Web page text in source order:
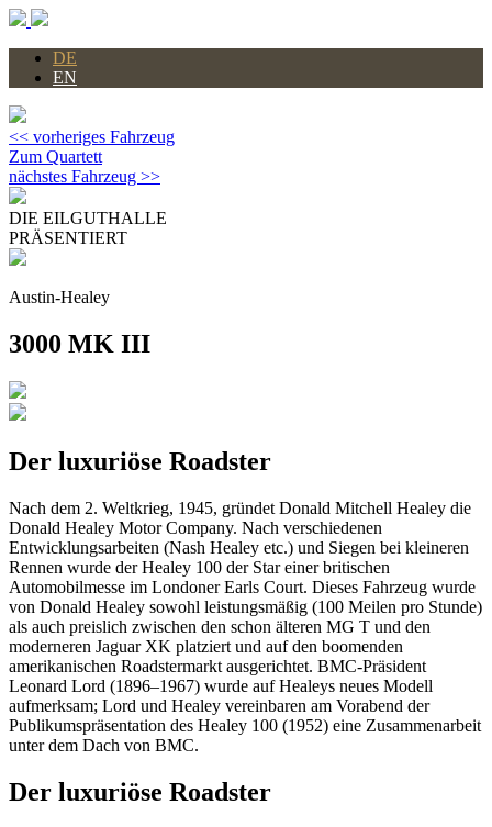
DE
EN
<< vorheriges Fahrzeug
Zum Quartett
nächstes Fahrzeug >>
DIE EILGUTHALLE
PRÄSENTIERT
Austin-Healey
3000 MK III
Der luxuriöse Roadster
Nach dem 2. Weltkrieg, 1945, gründet Donald Mitchell Healey die
Donald Healey Motor Company. Nach verschiedenen
Entwicklungsarbeiten (Nash Healey etc.) und Siegen bei kleineren
Rennen wurde der Healey 100 der Star einer britischen
Automobilmesse im Londoner Earls Court. Dieses Fahrzeug wurde
von Donald Healey sowohl leistungsmäßig (100 Meilen pro Stunde)
als auch preislich zwischen den schon älteren MG T und den
moderneren Jaguar XK platziert und auf den boomenden
amerikanischen Roadstermarkt ausgerichtet. BMC-Präsident
Leonard Lord (1896–1967) wurde auf Healeys neues Modell
aufmerksam; Lord und Healey vereinbaren am Vorabend der
Publikumspräsentation des Healey 100 (1952) eine Zusammenarbeit
unter dem Dach von BMC.
Der luxuriöse Roadster